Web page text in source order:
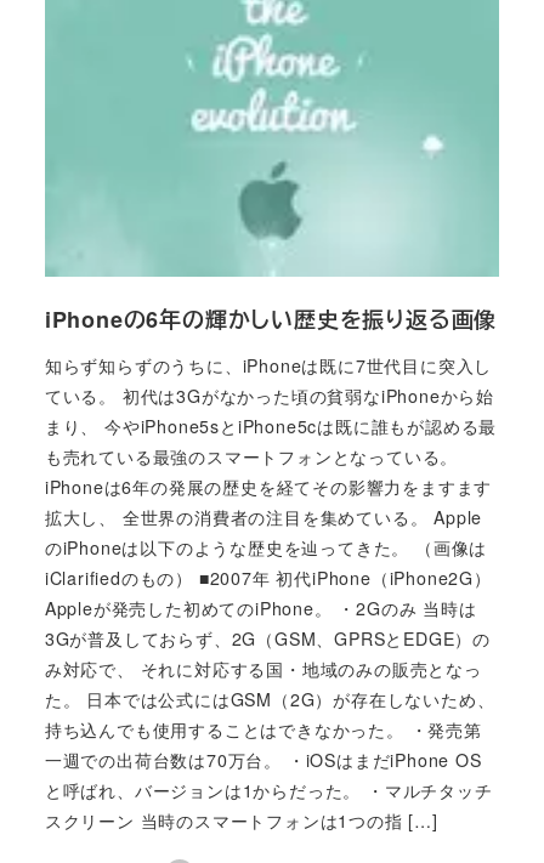
iPhoneの6年の輝かしい歴史を振り返る画像
知らず知らずのうちに、iPhoneは既に7世代目に突入し
ている。 初代は3Gがなかった頃の貧弱なiPhoneから始
まり、 今やiPhone5sとiPhone5cは既に誰もが認める最
も売れている最強のスマートフォンとなっている。
iPhoneは6年の発展の歴史を経てその影響力をますます
拡大し、 全世界の消費者の注目を集めている。 Apple
のiPhoneは以下のような歴史を辿ってきた。 （画像は
iClarifiedのもの） ■2007年 初代iPhone（iPhone2G）
Appleが発売した初めてのiPhone。 ・2Gのみ 当時は
3Gが普及しておらず、2G（GSM、GPRSとEDGE）の
み対応で、 それに対応する国・地域のみの販売となっ
た。 日本では公式にはGSM（2G）が存在しないため、
持ち込んでも使用することはできなかった。 ・発売第
一週での出荷台数は70万台。 ・iOSはまだiPhone OS
と呼ばれ、バージョンは1からだった。 ・マルチタッチ
スクリーン 当時のスマートフォンは1つの指 […]